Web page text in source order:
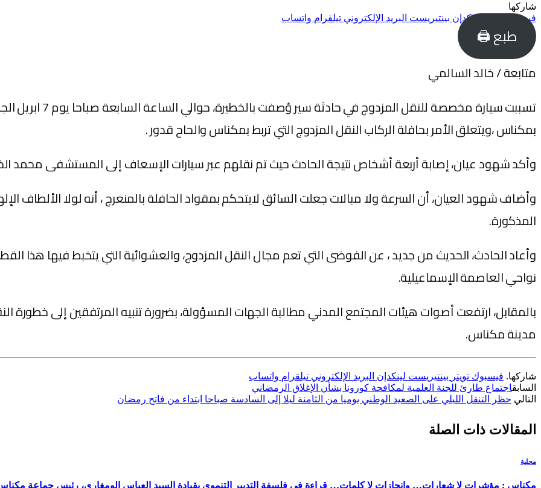
شاركها
فيسبوك
لينكدإن بينتيريست البريد الإلكتروني تيلقرام واتساب
طبع 🖨
متابعة / خالد السالمي
تسببت سيارة مخصصة
بمكناس ،ويتعلق الأمر بحافلة الركاب النقل المزدوج التي تربط بمكناس والحاح قدور .
وأكد شهود عيان، إصابة أربعة أشخاص نتيجة الحادث حيث تم نقلهم عبر سيارات الإسعاف إلى المستشفى محمد
وأضاف شهود العيان، أن السرعة ولا مبالات جعلت السائق لايتحكم بمقواد الحافلة بالمنعرج ، أنه لولا الألطاف
المذكورة.
وأعاد الحادث، الحديث من جديد ، عن الفوضى التي تعم مجال النقل المزدوج، والعشوائية التي يتخبط فيها هذا
نواحي العاصمة الإسماعيلية.
بالمقابل، ارتفعت أصوات هيئات المجتمع المدني مطالبة الجهات المسؤولة، بضرورة تنبيه المرتفقين إلى
مدينة مكناس.
شاركها. فيسبوك تويتر بينتيريست لينكدإن البريد الإلكتروني تيلقرام واتساب
السابقاجتماع طارئ للجنة العلمية لمكافحة كورونا بشأن الإغلاق الرمضاني
التالي حظر التنقل الليلي على الصعيد الوطني يوميا من الثامنة ليلا إلى السادسة صباحا ابتداء من فاتح رمضان
المقالات ذات الصلة
محلية
مكناس : مؤشرات لا شعارات… وإنجازات لا كلمات… قراءة في فلسفة التدبير التنموي بقيادة السيد العباس الومغاري، رئيس جماعة